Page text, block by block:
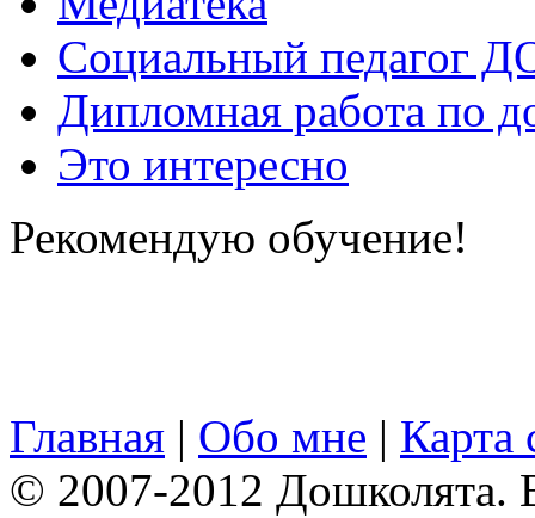
Социальный педагог
Дипломная работа по
Это интересно
Рекомендую обучение!
Главная | Обо мне | Карта
© 2007-2012 Дошколята.